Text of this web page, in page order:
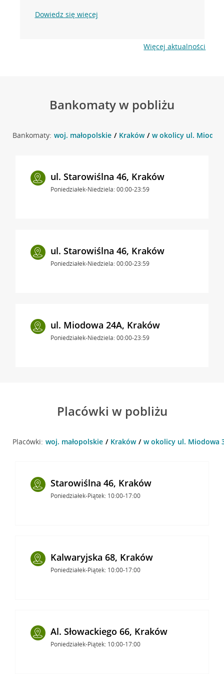
Dowiedz się więcej
Więcej aktualności
Bankomaty w pobliżu
Bankomaty: woj. małopolskie Kraków w okolicy ul.
ul. Starowiślna 46, Kraków
Poniedziałek-Niedziela: 00:00-23:59
ul. Starowiślna 46, Kraków
Poniedziałek-Niedziela: 00:00-23:59
ul. Miodowa 24A, Kraków
Poniedziałek-Niedziela: 00:00-23:59
Placówki w pobliżu
Placówki: woj. małopolskie Kraków w okolicy ul. Miodowa
Starowiślna 46, Kraków
Poniedziałek-Piątek: 10:00-17:00
Kalwaryjska 68, Kraków
Poniedziałek-Piątek: 10:00-17:00
Al. Słowackiego 66, Kraków
Poniedziałek-Piątek: 10:00-17:00